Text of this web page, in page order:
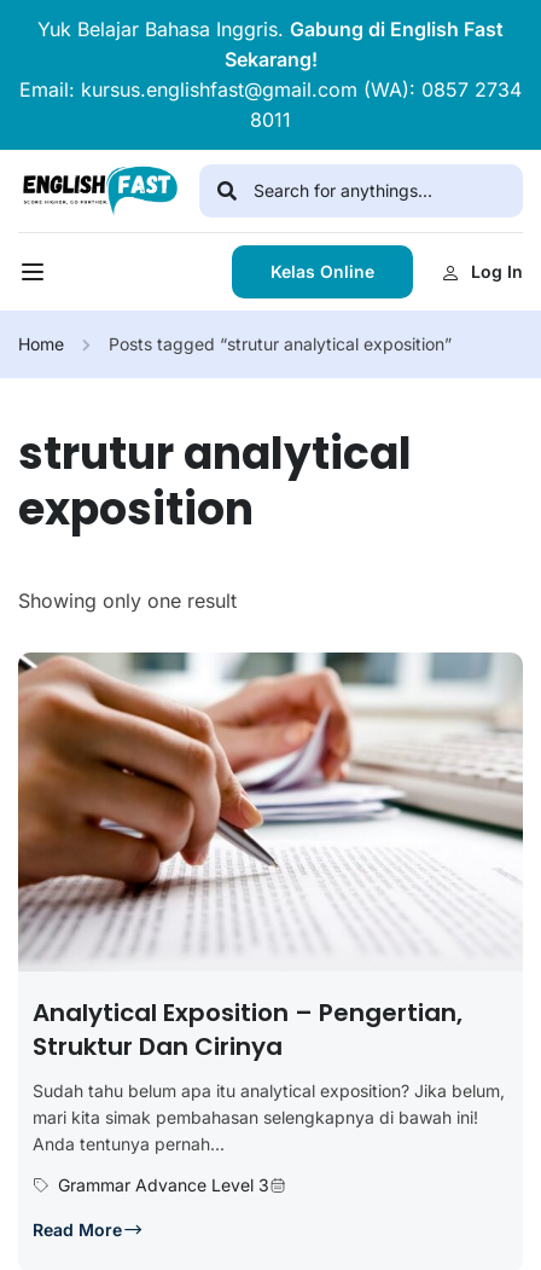
Yuk Belajar Bahasa Inggris. Gabung di English Fast
Sekarang!
Email: kursus.englishfast@gmail.com (WA): 0857 2734
8011
Kelas Online Log In
Home Posts tagged “strutur analytical exposition”
strutur analytical
exposition
Showing only one result
Analytical Exposition – Pengertian,
Struktur Dan Cirinya
Sudah tahu belum apa itu analytical exposition? Jika belum,
mari kita simak pembahasan selengkapnya di bawah ini!
Anda tentunya pernah...
Grammar Advance Level 3
Read More